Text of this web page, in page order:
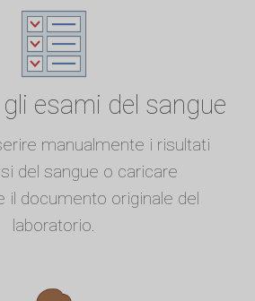
esami del sangue
manualmente i risultati
del sangue o caricare
il documento originale del
laboratorio.